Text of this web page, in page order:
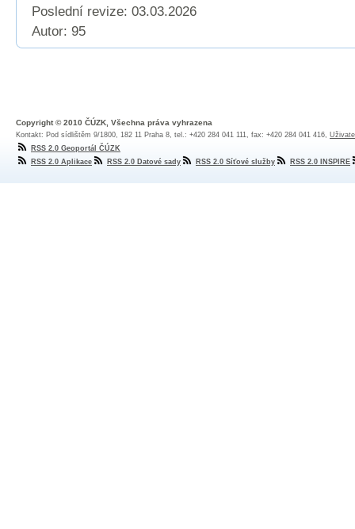
Poslední revize: 03.03.2026
Autor: 95
Copyright © 2010 ČÚZK, Všechna práva vyhrazena
Kontakt: Pod sídlištěm 9/1800, 182 11 Praha 8, tel.: +420 284 041 111, fax: +420 284 041 416,
RSS 2.0 Geoportál ČÚZK
RSS 2.0 Aplikace
RSS 2.0 Datové sady RSS 2.0 Síťové služby RSS 2.0 INSPIRE